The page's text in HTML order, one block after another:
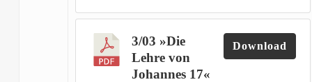
3/03 »Die
Lehre von
Johannes 17«
Download